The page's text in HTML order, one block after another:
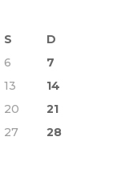
S
D
6
7
13
14
20
21
27
28